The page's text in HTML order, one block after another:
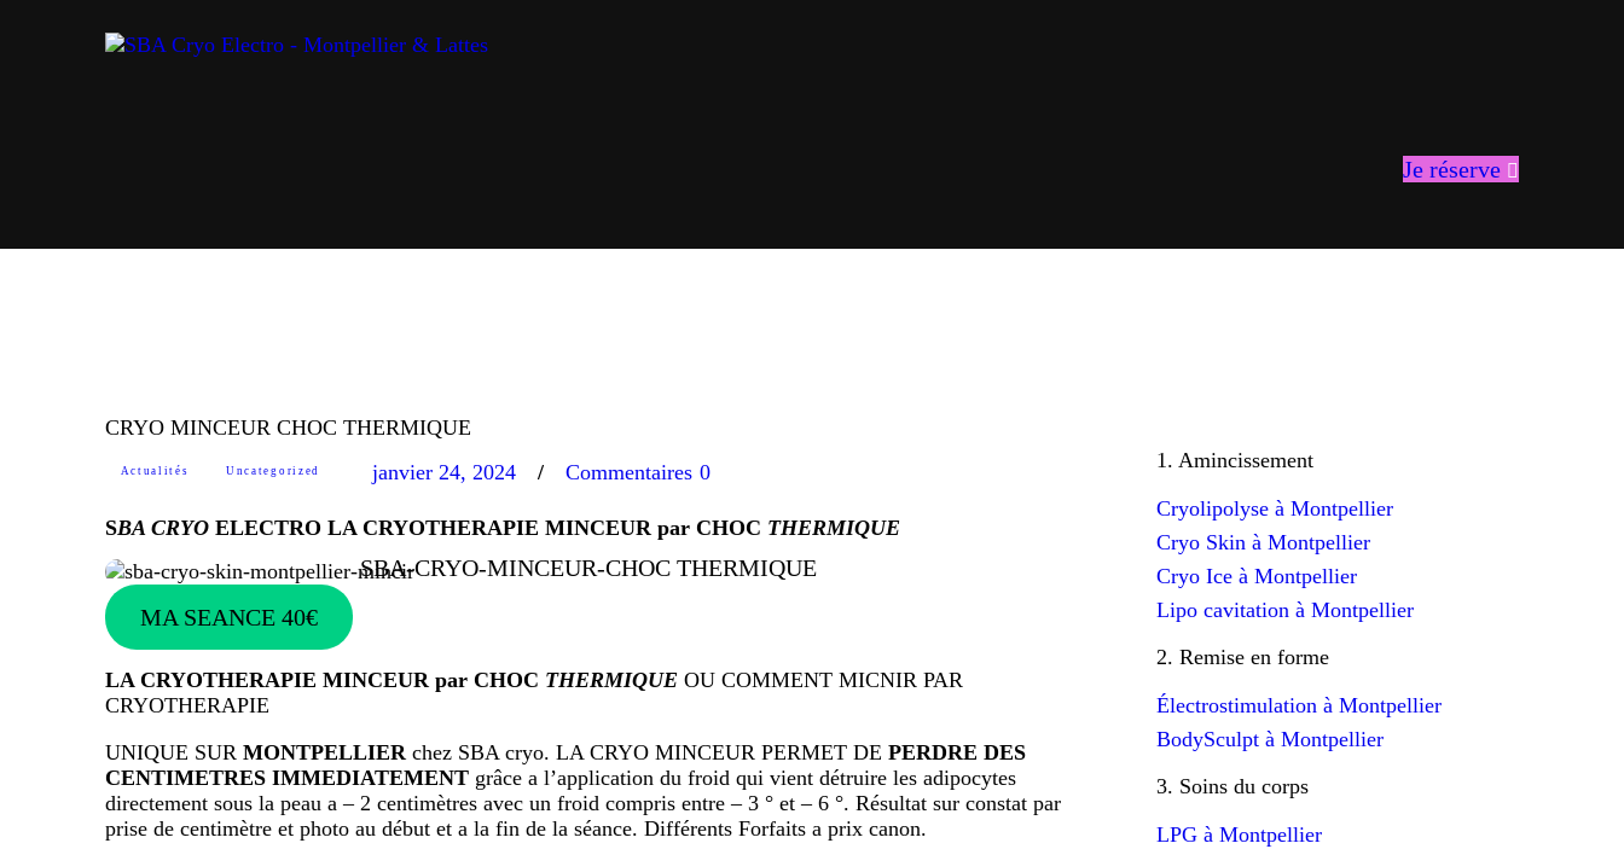
Je réserve
NOS PRESTATIONS
ACTUALITÉS & INFOS
CRYO MINCEUR CHOC THERMIQUE
Actualités Uncategorized janvier 24, 2024 0
Commentaires
SBA CRYO ELECTRO LA CRYOTHERAPIE MINCEUR par CHOC THERMIQUE
SBA-CRYO-MINCEUR-CHOC THERMIQUE
MA SEANCE 40€
LA CRYOTHERAPIE MINCEUR par CHOC THERMIQUE OU COMMENT MICNIR PAR
CRYOTHERAPIE
UNIQUE SUR MONTPELLIERchez SBA cryo. LA CRYO MINCEUR PERMET DE PERDRE DES
CENTIMETRES IMMEDIATEMENT grâce a l’application du froid qui vient détruire les adipocytes
directement sous la peau a – 2 centimètres avec un froid compris entre – 3 ° et – 6 °. Résultat sur constat par
prise de centimètre et photo au début et a la fin de la séance. Différents Forfaits a prix canon.
1. Amincissement
Cryolipolyse à Montpellier
Cryo Skin à Montpellier
Cryo Ice à Montpellier
Lipo cavitation à Montpellier
2. Remise en forme
Électrostimulation à Montpellier
BodySculpt à Montpellier
3. Soins du corps
LPG à Montpellier